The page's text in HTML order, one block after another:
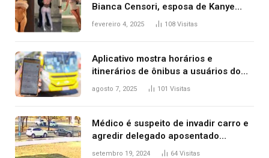
Bianca Censori, esposa de Kanye
West que apareceu nua no Grammy
fevereiro 4, 2025 108 Visitas
Aplicativo mostra horários e
itinerários de ônibus a usuários do
transporte público de Palmas; confira
agosto 7, 2025 101 Visitas
Médico é suspeito de invadir carro e
agredir delegado aposentado
durante confusão no trânsito
setembro 19, 2024 64 Visitas